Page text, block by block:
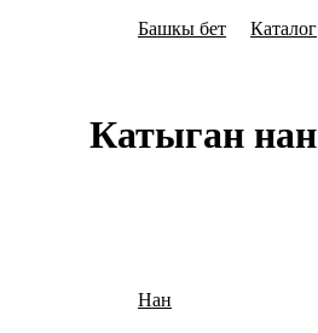
Башкы бет Каталог
Катыган нан
Нан